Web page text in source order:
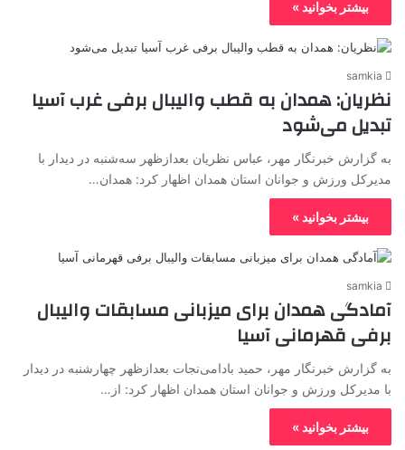
بیشتر بخوانید »
samkia
نظریان: همدان به قطب والیبال برفی غرب آسیا
تبدیل می‌شود
به گزارش خبرنگار مهر، عباس نظریان بعدازظهر سه‌شنبه در دیدار با
مدیرکل ورزش و جوانان استان همدان اظهار کرد: همدان…
بیشتر بخوانید »
samkia
آمادگی همدان برای میزبانی مسابقات والیبال
برفی قهرمانی آسیا
به گزارش خبرنگار مهر، حمید بادامی‌نجات بعدازظهر چهارشنبه در دیدار
با مدیرکل ورزش و جوانان استان همدان اظهار کرد: از…
بیشتر بخوانید »